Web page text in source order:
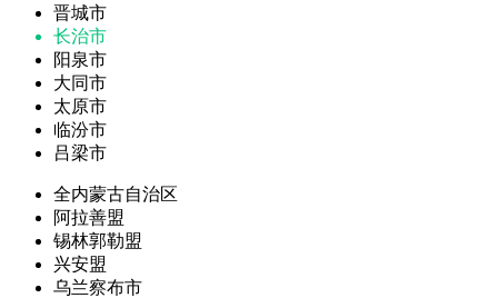
晋城市
长治市
阳泉市
大同市
太原市
临汾市
吕梁市
全内蒙古自治区
阿拉善盟
锡林郭勒盟
兴安盟
乌兰察布市